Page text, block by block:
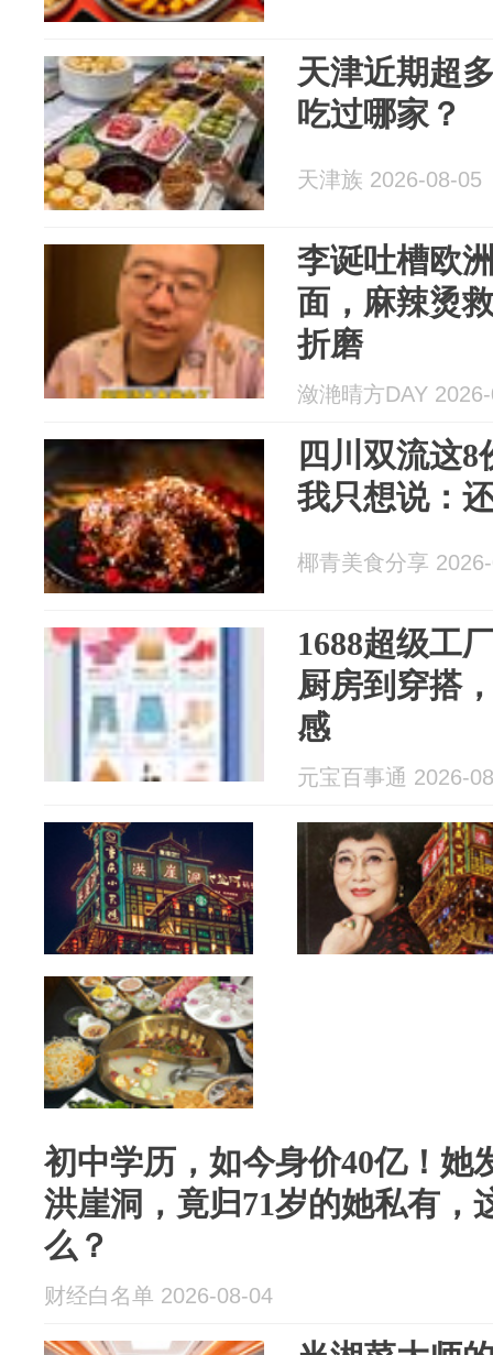
天津近期超
吃过哪家？
天津族 2026-08-05
李诞吐槽欧
面，麻辣烫
折磨
潋滟晴方DAY
四川双流这
我只想说：
椰青美食分享
1688超级工
厨房到穿搭
感
元宝百事通 2026-
初中学历，如今身价40亿！她
洪崖洞，竟归71岁的她私有，
么？
财经白名单 2026-08-04